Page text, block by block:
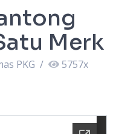
Merk
PKG / 5757x